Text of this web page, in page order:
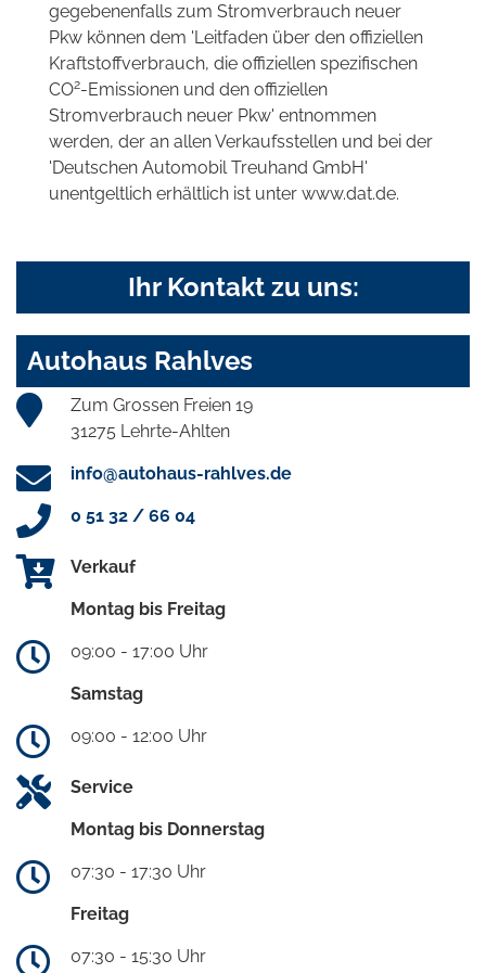
gegebenenfalls zum Stromverbrauch neuer
Pkw können dem 'Leitfaden über den offiziellen
Kraftstoffverbrauch, die offiziellen spezifischen
CO2-Emissionen und den offiziellen
Stromverbrauch neuer Pkw' entnommen
werden, der an allen Verkaufsstellen und bei der
'Deutschen Automobil Treuhand GmbH'
unentgeltlich erhältlich ist unter www.dat.de.
Ihr Kontakt zu uns:
Autohaus Rahlves
Zum Grossen Freien 19
31275 Lehrte-Ahlten
info@autohaus-rahlves.de
0 51 32 / 66 04
Verkauf
Montag bis Freitag
09:00 - 17:00 Uhr
Samstag
09:00 - 12:00 Uhr
Service
Montag bis Donnerstag
07:30 - 17:30 Uhr
Freitag
07:30 - 15:30 Uhr